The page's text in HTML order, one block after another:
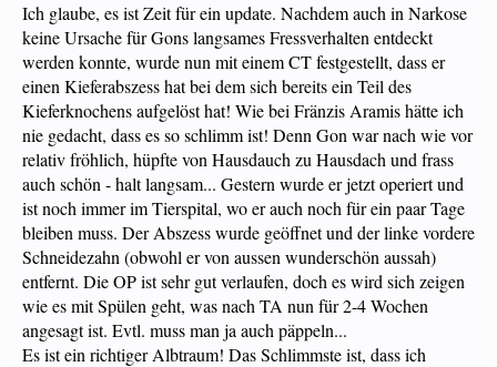
Ich glaube, es ist Zeit für ein update. Nachdem auch in Narkose
keine Ursache für Gons langsames Fressverhalten entdeckt
werden konnte, wurde nun mit einem CT festgestellt, dass er
einen Kieferabszess hat bei dem sich bereits ein Teil des
Kieferknochens aufgelöst hat! Wie bei Fränzis Aramis hätte ich
nie gedacht, dass es so schlimm ist! Denn Gon war nach wie vor
relativ fröhlich, hüpfte von Hausdauch zu Hausdach und frass
auch schön - halt langsam... Gestern wurde er jetzt operiert und
ist noch immer im Tierspital, wo er auch noch für ein paar Tage
bleiben muss. Der Abszess wurde geöffnet und der linke vordere
Schneidezahn (obwohl er von aussen wunderschön aussah)
entfernt. Die OP ist sehr gut verlaufen, doch es wird sich zeigen
wie es mit Spülen geht, was nach TA nun für 2-4 Wochen
angesagt ist. Evtl. muss man ja auch päppeln...
Es ist ein richtiger Albtraum! Das Schlimmste ist, dass ich